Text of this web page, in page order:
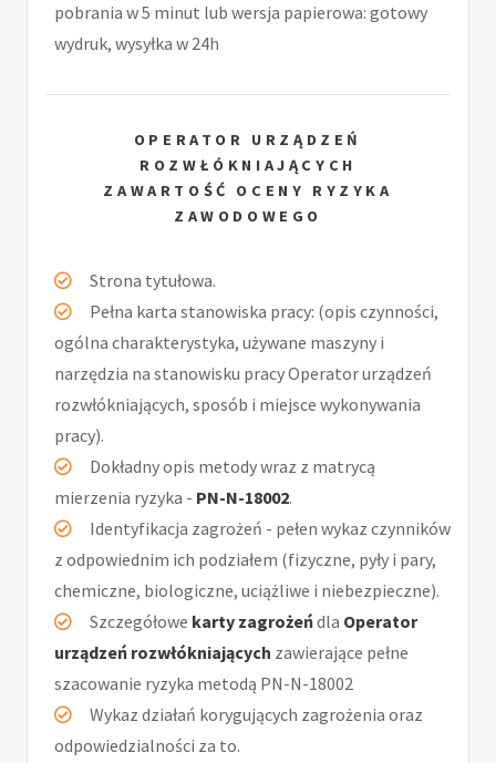
pobrania w 5 minut lub wersja papierowa: gotowy
wydruk, wysyłka w 24h
OPERATOR URZĄDZEŃ
ROZWŁÓKNIAJĄCYCH
ZAWARTOŚĆ OCENY RYZYKA
ZAWODOWEGO
Strona tytułowa.
Pełna karta stanowiska pracy: (opis czynności,
ogólna charakterystyka, używane maszyny i
narzędzia na stanowisku pracy Operator urządzeń
rozwłókniających, sposób i miejsce wykonywania
pracy).
Dokładny opis metody wraz z matrycą
mierzenia ryzyka - PN-N-18002.
Identyfikacja zagrożeń - pełen wykaz czynników
z odpowiednim ich podziałem (fizyczne, pyły i pary,
chemiczne, biologiczne, uciążliwe i niebezpieczne).
Szczegółowe karty zagrożeńdla Operator
urządzeń rozwłókniających zawierające pełne
szacowanie ryzyka metodą PN-N-18002
Wykaz działań korygujących zagrożenia oraz
odpowiedzialności za to.